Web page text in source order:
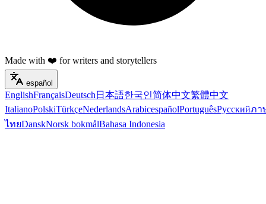
Made with ❤️ for writers and storytellers
español
EnglishFrançaisDeutsch 日本語한국인简体中文繁體中文
ItalianoPolskiTürkçeNederlandsArabicespañolPortuguêsРусскийภา
ไทยDanskNorsk bokmålBahasa Indonesia